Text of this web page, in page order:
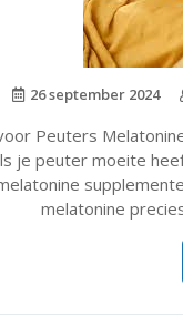
26 september 2024
Peuters
je peuter moeite
melatonine